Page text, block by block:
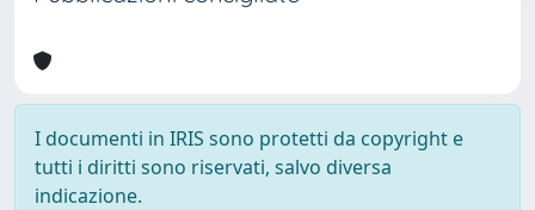
I documenti in IRIS sono protetti da copyright e
tutti i diritti sono riservati, salvo diversa
indicazione.